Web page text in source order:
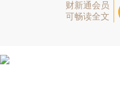
财新通会员
可畅读全文